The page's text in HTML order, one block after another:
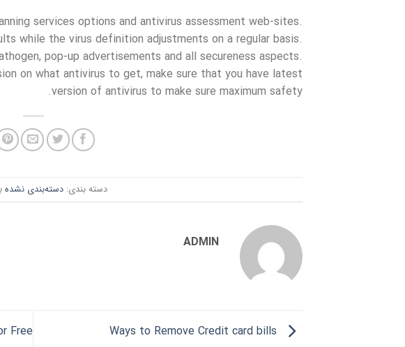
services options and antivirus assessment web-sites.
while the virus definition adjustments on a regular basis.
pop-up advertisements and all secureness aspects.
on what antivirus to get, make sure that you have latest
version of antivirus to make sure maximum safety.
دسته بندی:دسته‌بندی نشده
ADMIN